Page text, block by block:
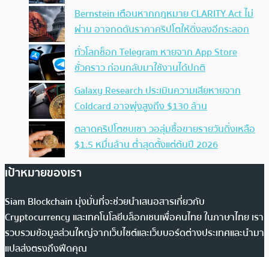
Bernstein เตือนหากกฎหมาย CLARITY Act ไม่
ผ่าน อาจกดดันราคาคริปโตให้ดิ่งลงอีกระลอก
ทั่วโลกช็อก Telegram หายจาก App Store
ชั่วคราว ก่อนกลับมาใช้งานได้ปกติ
Galaxy Research ประเมินความเสียหายจาก
Coldcard อาจพุ่งสูงถึง $130 ล้าน
ตลาดคริปโตซบเซา วอลุ่มซื้อขายรายวันดิ่งเหลือ
$1.5 หมื่นล้าน ต่ำสุดตั้งแต่ต้นปี 2026
เป้าหมายของเรา
Siam Blockchain มุ่งมั่นที่จะช่วยนำเสนอสารเกี่ยวกับ
Cryptocurrency และเทคโนโลยีบล็อกเชนเพื่อคนไทย ในภาษาไทย เรา
รวบรวมข้อมูลส่วนใหญ่จากเว็บไซต์และเว็บบอร์ดต่างประเทศและนำมา
แปลส่งตรงถึงฟีดคุณ